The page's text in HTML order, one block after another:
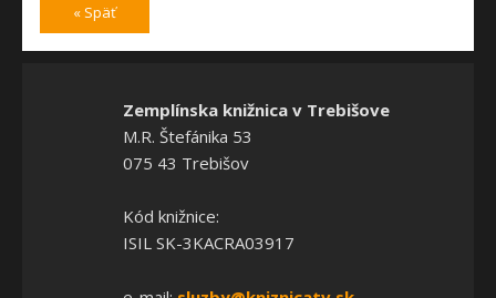
« Späť
Zemplínska knižnica v Trebišove
M.R. Štefánika 53
075 43 Trebišov
Kód knižnice:
ISIL SK-3KACRA03917